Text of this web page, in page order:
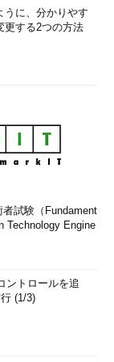
うに、分かりやす
更する2つの方法
試験（Fundament
Technology Engine
ントロールを追
(1/3)